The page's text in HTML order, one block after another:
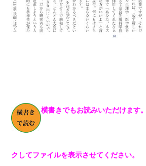
横書きでもお読みいただけます
クしてファイルを表示させてください。